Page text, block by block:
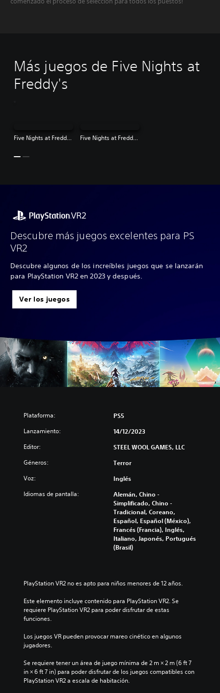
Más juegos de Five Nights at
Freddy's
Five Nights at Freddy's: Help Wanted - Full Time Edition Five Nights at Freddy's: Security Breach
Descubre más juegos excelentes para PS
VR2
Descubre algunos de los increíbles juegos que se lanzarán
para PlayStation VR2 en 2023 y después.
Ver los juegos
Plataforma: PS5
Lanzamiento: 14/12/2023
Editor: STEEL WOOL GAMES, LLC
Géneros: Terror
Voz: Inglés
Idiomas de pantalla:
Alemán, Chino -
Simplificado, Chino -
Tradicional, Coreano,
Español, Español (México),
Francés (Francia), Inglés,
Italiano, Japonés, Portugués
(Brasil)
PlayStation VR2 no es apto para niños menores de 12 años.
Este elemento incluye contenido para PlayStation VR2. Se
requiere PlayStation VR2 para poder disfrutar de estas
funciones.
Los juegos VR pueden provocar mareo cinético en algunos
jugadores.
Se requiere tener un área de juego mínima de 2 m × 2 m (6 ft 7
in × 6 ft 7 in) para poder disfrutar de los juegos compatibles con
PlayStation VR2 a escala de habitación.